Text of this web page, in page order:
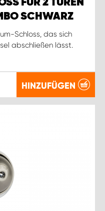
FÜR 2 TÜREN
SCHWARZ
Schloss, das sich
abschließen lässt.
HINZUFÜGEN